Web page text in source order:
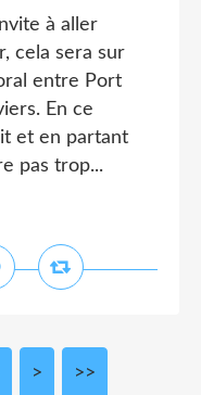
à aller
cela sera sur
entre Port
En ce
et en partant
pas trop...
> >>